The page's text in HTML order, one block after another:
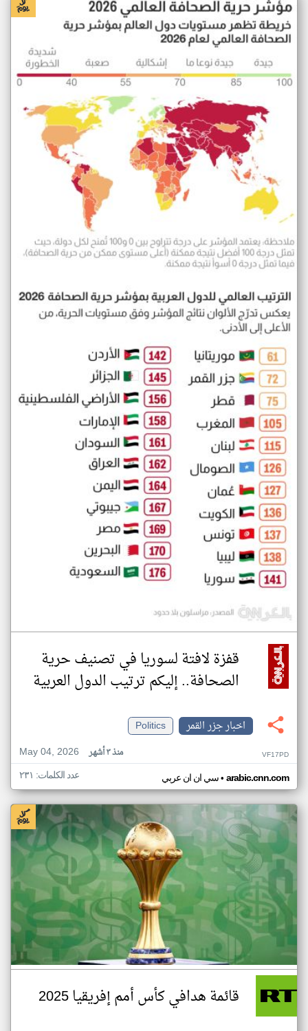
قفزة لافتة لسوريا في تصنيف حرية
الصحافة.. إليكم ترتيب الدول العربية
اخبار جزر القمر
Politics
May 04, 2026
منذ ٣ أشهر VF17PD
سي ان ان عربي• arabic.cnn.com عدد الكلمات: ٢٣١
قائمة هدافي كأس أمم إفريقيا 2025